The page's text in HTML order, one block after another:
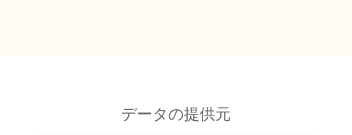
データの提供元